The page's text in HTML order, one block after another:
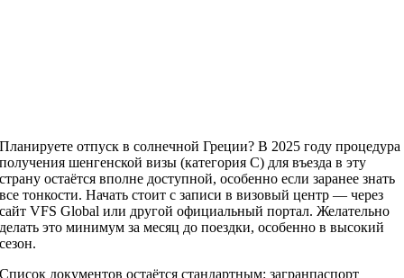
Планируете отпуск в солнечной Греции? В 2025 году процедура
получения шенгенской визы (категория C) для въезда в эту
страну остаётся вполне доступной, особенно если заранее знать
все тонкости. Начать стоит с записи в визовый центр — через
сайт VFS Global или другой официальный портал. Желательно
делать это минимум за месяц до поездки, особенно в высокий
сезон.
Список документов остаётся стандартным: загранпаспорт